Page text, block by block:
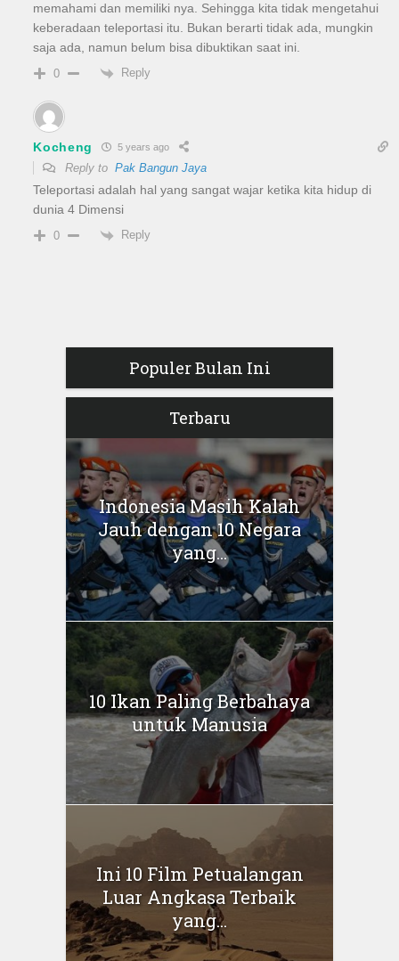
memahami dan memiliki nya. Sehingga kita tidak mengetahui
keberadaan teleportasi itu. Bukan berarti tidak ada, mungkin
saja ada, namun belum bisa dibuktikan saat ini.
0 Reply
Kocheng 5 years ago
Reply toPak Bangun Jaya
Teleportasi adalah hal yang sangat wajar ketika kita hidup di
dunia 4 Dimensi
0 Reply
Populer Bulan Ini
Terbaru
Indonesia Masih Kalah
Jauh dengan 10 Negara
yang...
10 Ikan Paling Berbahaya
untuk Manusia
Ini 10 Film Petualangan
Luar Angkasa Terbaik
yang...